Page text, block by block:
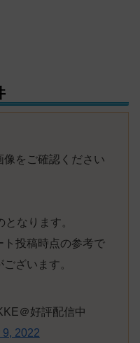
をご確認ください
なります。
投稿時点の参考で
ざいます。
＠好評配信中
9, 2022